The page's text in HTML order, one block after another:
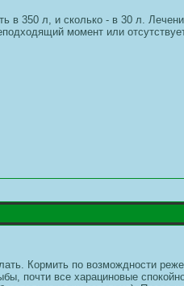
в 350 л, и сколько - в 30 л.
момент или
Кормить по возмождности
почти все харациновые